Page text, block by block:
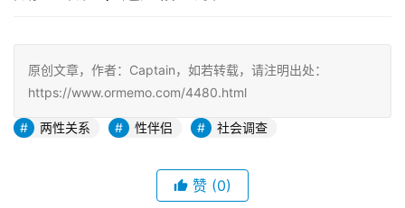
原创文章，作者：Captain，如若转载，请注明出处：
https://www.ormemo.com/4480.html
两性关系 性伴侣 社会调查
赞 (0)